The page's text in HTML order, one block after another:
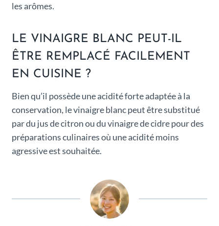
les arômes.
LE VINAIGRE BLANC PEUT-IL
ÊTRE REMPLACÉ FACILEMENT
EN CUISINE ?
Bien qu’il possède une acidité forte adaptée à la
conservation, le vinaigre blanc peut être substitué
par du jus de citron ou du vinaigre de cidre pour des
préparations culinaires où une acidité moins
agressive est souhaitée.